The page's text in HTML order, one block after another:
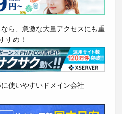
ら、急激な大量アクセスにも重
すめ！
使いやすいドメイン会社